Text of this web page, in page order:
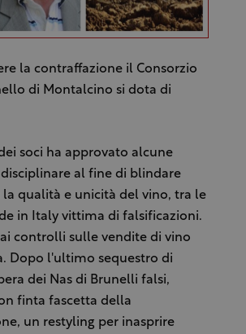
la contraffazione il Consorzio
di Montalcino si dota di
dei soci ha approvato alcune
al fine di blindare
la qualità e unicità del vino, tra le
in Italy vittima di falsificazioni.
controlli sulle vendite di vino
Dopo l'ultimo sequestro di
dei Nas di Brunelli falsi,
finta fascetta della
un restyling per inasprire